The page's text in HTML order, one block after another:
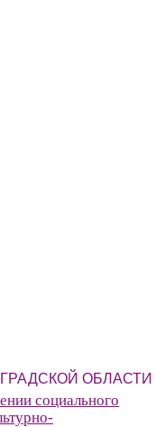
ОБЛАСТИ
социального